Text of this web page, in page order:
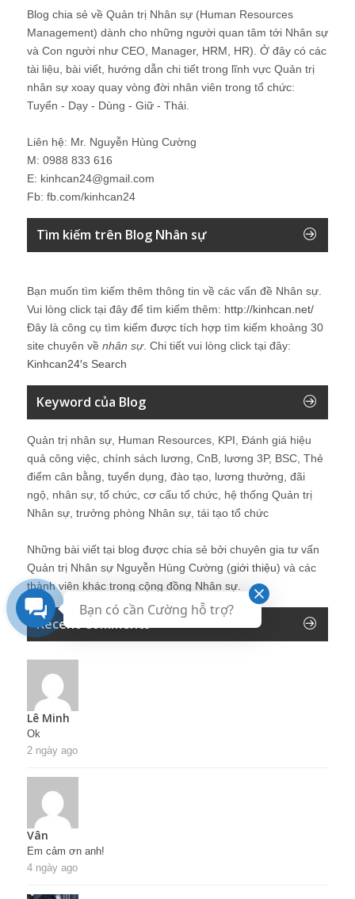
Blog chia sẻ về Quản trị Nhân sự (Human Resources
Management) dành cho những người quan tâm tới Nhân sự
và Con người như CEO, Manager, HRM, HR). Ở đây có các
tài liệu, bài viết, hướng dẫn chi tiết trong lĩnh vực Quản trị
nhân sự xoay quay vòng đời nhân viên trong tổ chức:
Tuyển - Dạy - Dùng - Giữ - Thải.
Liên hệ: Mr. Nguyễn Hùng Cường
M: 0988 833 616
E: kinhcan24@gmail.com
Fb: fb.com/kinhcan24
Tìm kiếm trên Blog Nhân sự
Bạn muốn tìm kiếm thêm thông tin về các vấn đề Nhân sự
Vui lòng click tại đây để tìm kiếm thêm: http://kinhcan.net/
Đây là công cụ tìm kiếm được tích hợp tìm kiếm khoảng 30
site chuyên về nhân sự. Chi tiết vui lòng click tại đây:
Kinhcan24′s Search
Keyword của Blog
Quản trị nhân sự, Human Resources, KPI, Đánh giá hiệu
quả công việc, chính sách lương, CnB, lương 3P, BSC, Thẻ
điểm cân bằng, tuyển dụng, đào tạo, lương thưởng, đãi
ngộ, nhân sự, tổ chức, cơ cấu tổ chức, hệ thống Quản trị
Nhân sự, trưởng phòng Nhân sự, tái tạo tổ chức
Những bài viết tại blog được chia sẻ bởi chuyên gia tư vấn
Quản trị Nhân sự Nguyễn Hùng Cường (giới thiệu) và các
thành viên khác trong cộng đồng Nhân sự.
Recent Comments
Lê Minh
Ok
2 ngày ago
Vân
Em cảm ơn anh!
4 ngày ago
Bạn có cần Cường hỗ trợ?